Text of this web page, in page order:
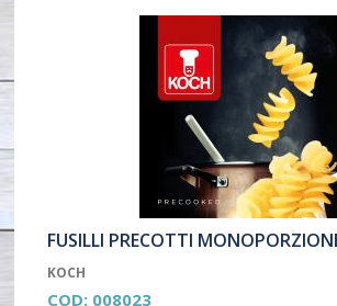
FUSILLI PRECOTTI
KOCH
COD: 008023